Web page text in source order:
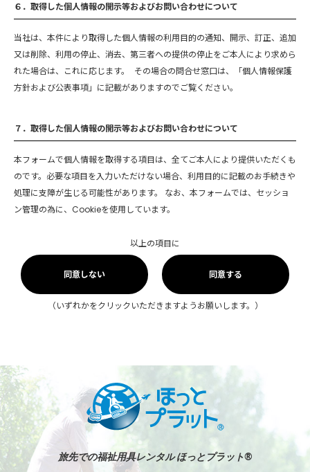
６．取得した個人情報の開示等およびお問い合わせについて
当社は、本件により取得した個人情報の利用目的の通知、開示、訂正、追加
又は削除、利用の停止、消去、第三者への提供の停止をご本人により求めら
れた場合は、これに応じます。 その場合の問合せ窓口は、「個人情報保護
方針および公表事項」に記載がありますのでご覧ください。
７．取得した個人情報の開示等およびお問い合わせについて
本フォームで個人情報を取得する項目は、全てご本人により提供いただくも
のです。必要な項目を入力いただけない場合、利用目的に記載のお手続きや
処理に支障が生じる可能性があります。 なお、本フォームでは、セッショ
ン管理の為に、Cookieを使用しています。
以上の項目に
同意しない 同意する
（いずれかをクリックいただきますようお願いします。）
旅先での福祉用具レンタル ほっとプラット®